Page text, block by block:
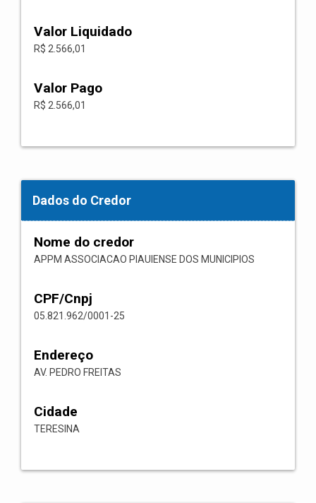
Valor Liquidado
R$ 2.566,01
Valor Pago
R$ 2.566,01
Dados do Credor
Nome do credor
APPM ASSOCIACAO PIAUIENSE DOS MUNICIPIOS
CPF/Cnpj
05.821.962/0001-25
Endereço
AV. PEDRO FREITAS
Cidade
TERESINA